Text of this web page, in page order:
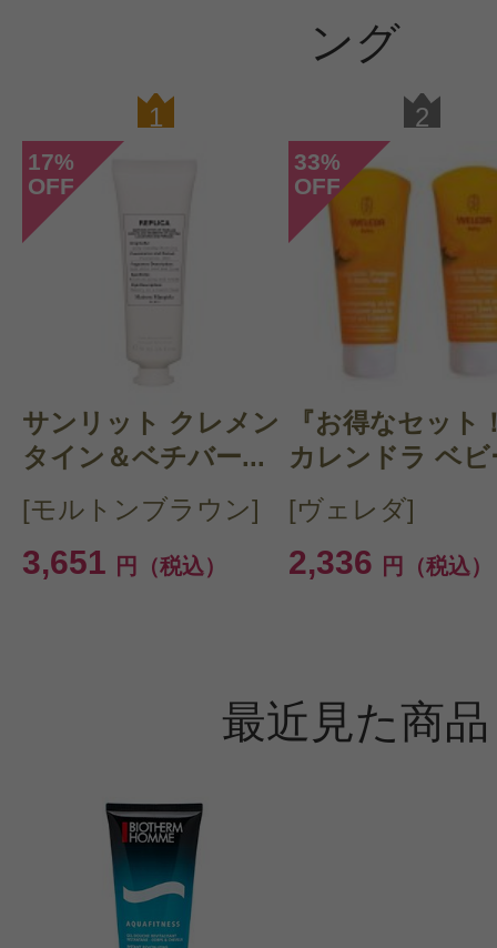
ング
1
17%
OFF
サンリット クレメン
タイン＆ベチバー...
[モルトンブラウン]
3,651 円（税込）
2
33%
OFF
『お得なセット
カレンドラ ベビ
[ヴェレダ]
2,336 円（税込）
最近見た商品